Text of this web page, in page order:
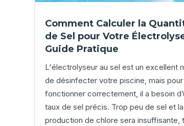
Comment Calculer la
de Sel pour Votre
Guide Pratique
L'électrolyseur au sel est un excellent
de désinfecter votre piscine, mais pour
fonctionner correctement, il a besoin
taux de sel précis. Trop peu de sel et la
production de chlore sera insuffisante,